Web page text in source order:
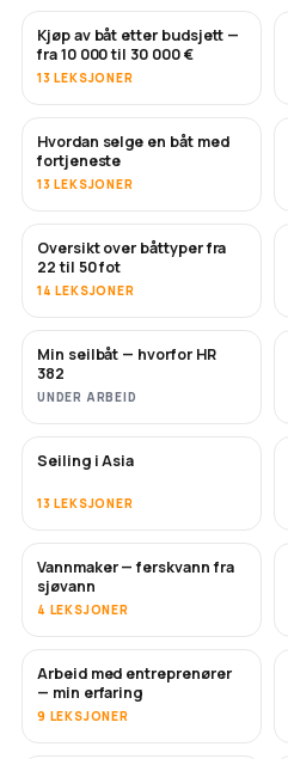
SNART
Kjøp av båt etter budsjett —
fra 10 000 til 30 000 €
13 LEKSJONER
NYTT
Hvordan selge en båt med
fortjeneste
13 LEKSJONER
SNART
Oversikt over båttyper fra
22 til 50 fot
14 LEKSJONER
SNART
Min seilbåt — hvorfor HR
382
UNDER ARBEID
SNART
Seiling i Asia
13 LEKSJONER
SNART
Vannmaker — ferskvann fra
sjøvann
4 LEKSJONER
SNART
Arbeid med entreprenører
— min erfaring
9 LEKSJONER